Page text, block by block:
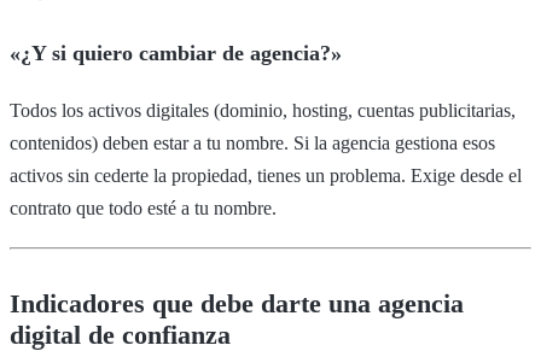
«¿Y si quiero cambiar de agencia?»
Todos los activos digitales (dominio, hosting, cuentas publicitarias,
contenidos) deben estar a tu nombre. Si la agencia gestiona esos
activos sin cederte la propiedad, tienes un problema. Exige desde el
contrato que todo esté a tu nombre.
Indicadores que debe darte una agencia
digital de confianza